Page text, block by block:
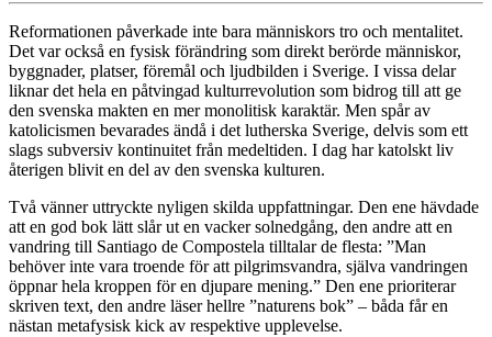
Reformationen påverkade inte bara människors tro och mentalitet.
Det var också en fysisk förändring som direkt berörde människor,
byggnader, platser, föremål och ljudbilden i Sverige. I vissa delar
liknar det hela en påtvingad kulturrevolution som bidrog till att ge
den svenska makten en mer monolitisk karaktär. Men spår av
katolicismen bevarades ändå i det lutherska Sverige, delvis som ett
slags subversiv kontinuitet från medeltiden. I dag har katolskt liv
återigen blivit en del av den svenska kulturen.
Två vänner uttryckte nyligen skilda uppfattningar. Den ene hävdade
att en god bok lätt slår ut en vacker solnedgång, den andre att en
vandring till Santiago de Compostela tilltalar de flesta: ”Man
behöver inte vara troende för att pilgrimsvandra, själva vandringen
öppnar hela kroppen för en djupare mening.” Den ene prioriterar
skriven text, den andre läser hellre ”naturens bok” – båda får en
nästan metafysisk kick av respektive upplevelse.